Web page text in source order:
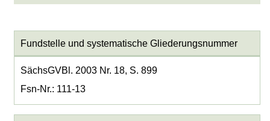
Fundstelle und systematische Gliederungsnummer
SächsGVBl. 2003 Nr. 18, S. 899
Fsn-Nr.: 111-13